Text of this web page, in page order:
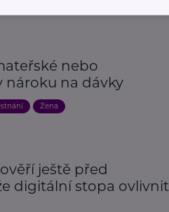
nebo
nároku na dávky
Žena
ještě před
digitální stopa ovlivnit